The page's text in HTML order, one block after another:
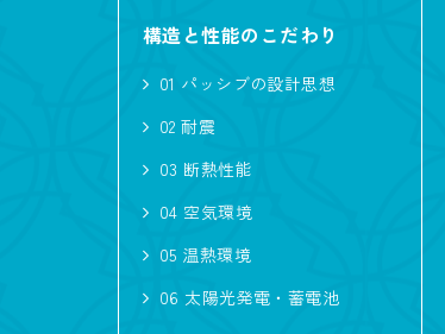
構造と性能のこだわり
01 パッシブの設計思想
02 耐震
03 断熱性能
04 空気環境
05 温熱環境
06 太陽光発電・蓄電池